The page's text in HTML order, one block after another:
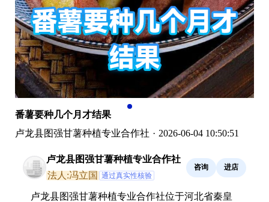
番薯要种几个月才结果
卢龙县图强甘薯种植专业合作社 · 2026-06-04 10:50:51
卢龙县图强甘薯种植专业合作社
法人:冯立国
通过真实性核验
咨询 进店
卢龙县图强甘薯种植专业合作社位于河北省秦皇